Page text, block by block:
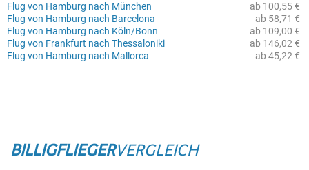
ab 100,55 €
Flug von Hamburg nach München
ab 58,71 €
Flug von Hamburg nach Barcelona
ab 109,00 €
Flug von Hamburg nach Köln/Bonn
ab 146,02 €
Flug von Frankfurt nach Thessaloniki
ab 45,22 €
Flug von Hamburg nach Mallorca
BILLIGFLIEGERVERGLEICH